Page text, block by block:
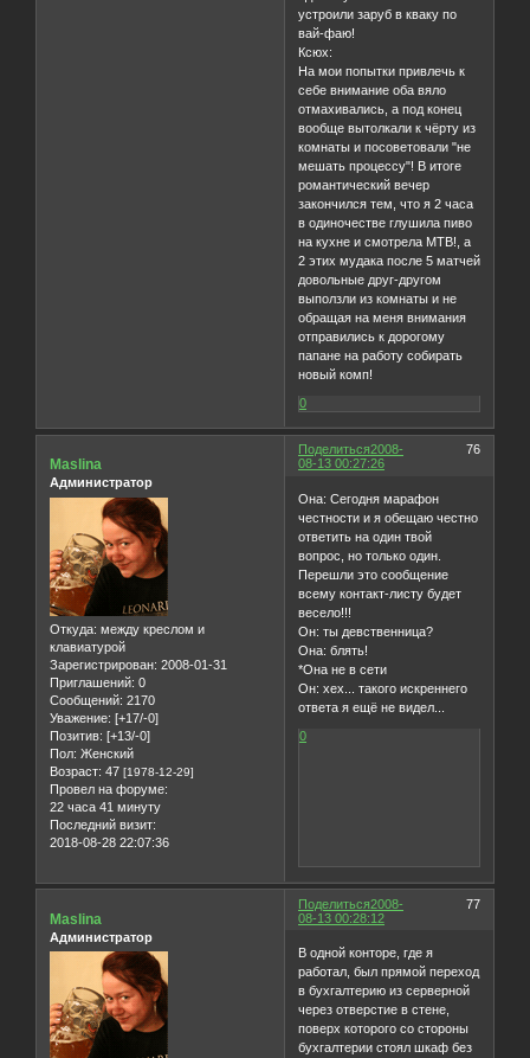
устроили заруб в кваку по
вай-фаю!
Ксюх:
На мои попытки привлечь к
себе внимание оба вяло
отмахивались, а под конец
вообще вытолкали к чёрту из
комнаты и посоветовали "не
мешать процессу"! В итоге
романтический вечер
закончился тем, что я 2 часа
в одиночестве глушила пиво
на кухне и смотрела МТВ!, а
2 этих мудака после 5 матчей
довольные друг-другом
выползли из комнаты и не
обращая на меня внимания
отправились к дорогому
папане на работу собирать
новый комп!
0
Поделиться 76
2008-
08-13 00:27:26
Maslina
Администратор
Откуда: между креслом и
клавиатурой
Зарегистрирован: 2008-01-31
Приглашений: 0
Сообщений: 2170
Уважение: [+17/-0]
Позитив: [+13/-0]
Пол: Женский
Возраст: 47 [1978-12-29]
Провел на форуме:
22 часа 41 минуту
Последний визит:
2018-08-28 22:07:36
Она: Сегодня марафон
честности и я обещаю честно
ответить на один твой
вопрос, но только один.
Перешли это сообщение
всему контакт-листу будет
весело!!!
Он: ты девственница?
Она: блять!
*Она не в сети
Он: хех... такого искреннего
ответа я ещё не видел...
0
Поделиться 77
2008-
08-13 00:28:12
Maslina
Администратор
В одной конторе, где я
работал, был прямой переход
в бухгалтерию из серверной
через отверстие в стене,
поверх которого со стороны
бухгалтерии стоял шкаф без